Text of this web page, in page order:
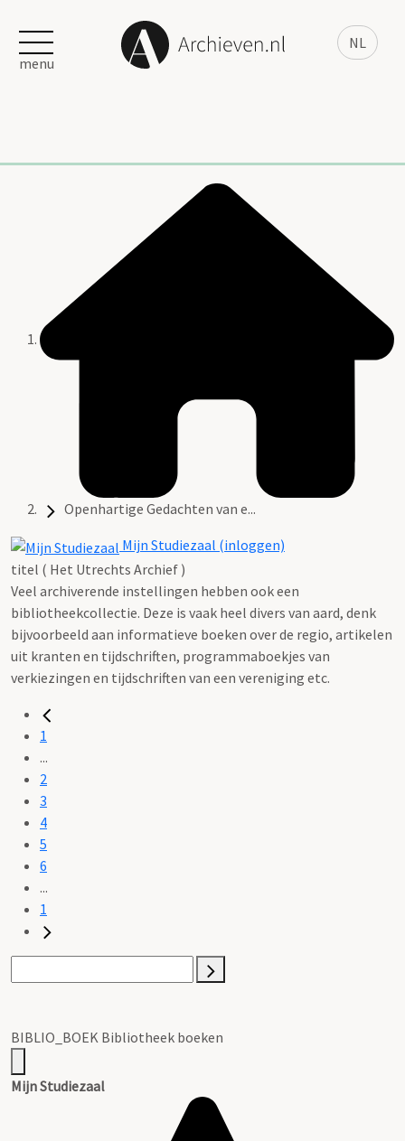
NL
menu
Openhartige Gedachten van e...
Mijn Studiezaal (inloggen)
titel ( Het Utrechts Archief )
Veel archiverende instellingen hebben ook een
bibliotheekcollectie. Deze is vaak heel divers van aard, denk
bijvoorbeeld aan informatieve boeken over de regio, artikelen
uit kranten en tijdschriften, programmaboekjes van
verkiezingen en tijdschriften van een vereniging etc.
1
...
2
3
4
5
6
...
1
BIBLIO_BOEK Bibliotheek boeken
Mijn Studiezaal